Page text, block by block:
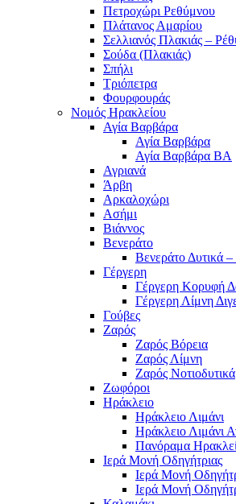
Πετροχώρι Ρεθύμνου
Πλάτανος Αμαρίου
Σελλιανός Πλακιάς –
Σούδα (Πλακιάς)
Σπήλι
Τριόπετρα
Φουρφουράς
Νομός Ηρακλείου
Αγία Βαρβάρα
Αγία Βαρβάρα
Αγία Βαρβάρα ΒΑ
Αγριανά
Άρβη
Αρκαλοχώρι
Ασήμι
Βιάννος
Βενεράτο
Βενεράτο Δυτικά
Γέργερη
Γέργερη Κορυφή
Γέργερη Λίμνη
Γούβες
Ζαρός
Ζαρός Βόρεια
Ζαρός Λίμνη
Ζαρός Νοτιοδυτικά
Ζωφόροι
Ηράκλειο
Ηράκλειο Λιμάνι
Ηράκλειο Λιμάνι
Πανόραμα
Ιερά Μονή Οδηγήτριας
Ιερά Μονή
Ιερά Μονή